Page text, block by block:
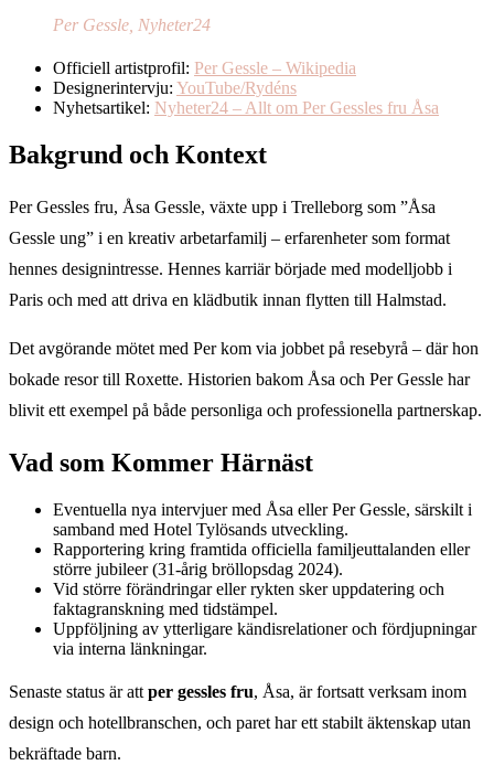
Per Gessle, Nyheter24
Officiell artistprofil: Per Gessle – Wikipedia
Designerintervju: YouTube/Rydéns
Nyhetsartikel: Nyheter24 – Allt om Per Gessles fru Åsa
Bakgrund och Kontext
Per Gessles fru, Åsa Gessle, växte upp i Trelleborg som ”Åsa
Gessle ung” i en kreativ arbetarfamilj – erfarenheter som format
hennes designintresse. Hennes karriär började med modelljobb i
Paris och med att driva en klädbutik innan flytten till Halmstad.
Det avgörande mötet med Per kom via jobbet på resebyrå – där hon
bokade resor till Roxette. Historien bakom Åsa och Per Gessle har
blivit ett exempel på både personliga och professionella partnerskap.
Vad som Kommer Härnäst
Eventuella nya intervjuer med Åsa eller Per Gessle, särskilt i
samband med Hotel Tylösands utveckling.
Rapportering kring framtida officiella familjeuttalanden eller
större jubileer (31-årig bröllopsdag 2024).
Vid större förändringar eller rykten sker uppdatering och
faktagranskning med tidstämpel.
Uppföljning av ytterligare kändisrelationer och fördjupningar
via interna länkningar.
Senaste status är att per gessles fru, Åsa, är fortsatt verksam inom
design och hotellbranschen, och paret har ett stabilt äktenskap utan
bekräftade barn.